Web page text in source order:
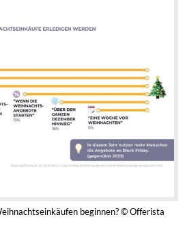
beginnen? © Offerista